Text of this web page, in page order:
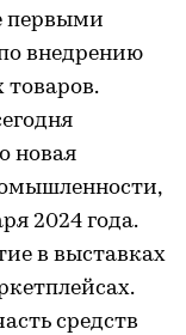
первыми
внедрению
новая
2024 года.
в выставках
средств